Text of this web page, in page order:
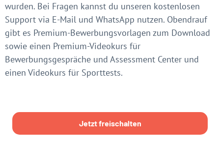
wurden. Bei Fragen kannst du unseren kostenlosen
Support via E-Mail und WhatsApp nutzen. Obendrauf
gibt es Premium-Bewerbungsvorlagen zum Download
sowie einen Premium-Videokurs für
Bewerbungsgespräche und Assessment Center und
einen Videokurs für Sporttests.
Jetzt freischalten